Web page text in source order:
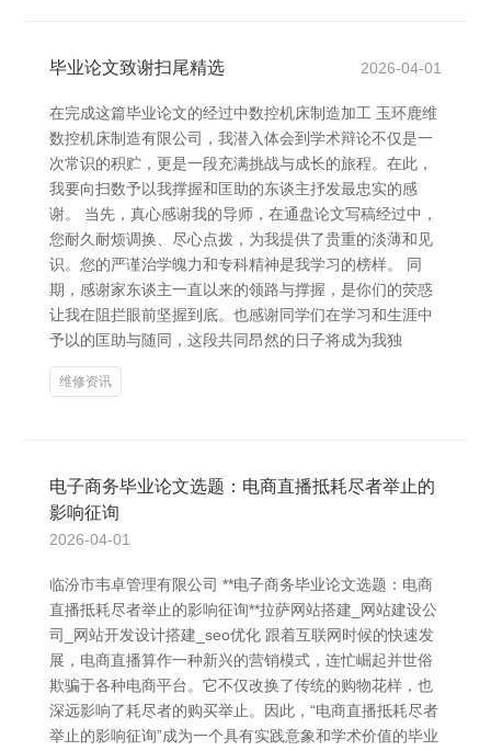
毕业论文致谢扫尾精选 2026-04-01
在完成这篇毕业论文的经过中数控机床制造加工 玉环鹿维
数控机床制造有限公司，我潜入体会到学术辩论不仅是一
次常识的积贮，更是一段充满挑战与成长的旅程。在此，
我要向扫数予以我撑握和匡助的东谈主抒发最忠实的感
谢。 当先，真心感谢我的导师，在通盘论文写稿经过中，
您耐久耐烦调换、尽心点拨，为我提供了贵重的淡薄和见
识。您的严谨治学魄力和专科精神是我学习的榜样。 同
期，感谢家东谈主一直以来的领路与撑握，是你们的荧惑
让我在阻拦眼前坚握到底。也感谢同学们在学习和生涯中
予以的匡助与随同，这段共同昂然的日子将成为我独
维修资讯
电子商务毕业论文选题：电商直播抵耗尽者举止的
影响征询
2026-04-01
临汾市韦卓管理有限公司 **电子商务毕业论文选题：电商
直播抵耗尽者举止的影响征询**拉萨网站搭建_网站建设公
司_网站开发设计搭建_seo优化 跟着互联网时候的快速发
展，电商直播算作一种新兴的营销模式，连忙崛起并世俗
欺骗于各种电商平台。它不仅改换了传统的购物花样，也
深远影响了耗尽者的购买举止。因此，“电商直播抵耗尽者
举止的影响征询”成为一个具有实践意象和学术价值的毕业